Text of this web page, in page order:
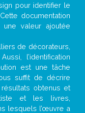
pour identifier le
documentation
valeur ajoutée
de décorateurs,
Aussi, l’identification
est une tâche
suffit de décrire
obtenus et
et les livres,
lesquels l’œuvre a